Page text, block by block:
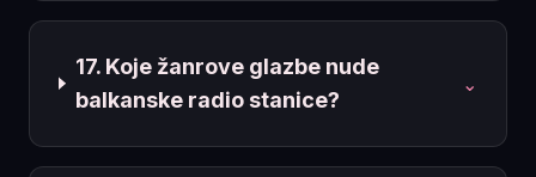
17. Koje žanrove glazbe nude
balkanske radio stanice?
⌄